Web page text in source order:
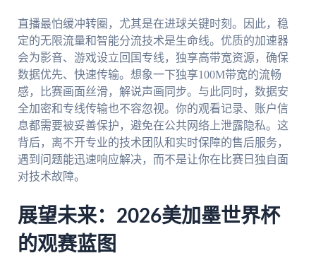
直播最怕缓冲转圈，尤其是在进球关键时刻。因此，稳
定的无限流量和智能分流技术是生命线。优质的加速器
会为影音、游戏设立回国专线，独享高带宽资源，确保
数据优先、快速传输。想象一下独享100M带宽的流畅
感，比赛画面丝滑，解说声画同步。与此同时，数据安
全加密和专线传输也不容忽视。你的观看记录、账户信
息都需要被妥善保护，避免在公共网络上泄露隐私。这
背后，离不开专业的技术团队和实时保障的售后服务，
遇到问题能迅速响应解决，而不是让你在比赛日独自面
对技术故障。
展望未来：2026美加墨世界杯
的观赛蓝图